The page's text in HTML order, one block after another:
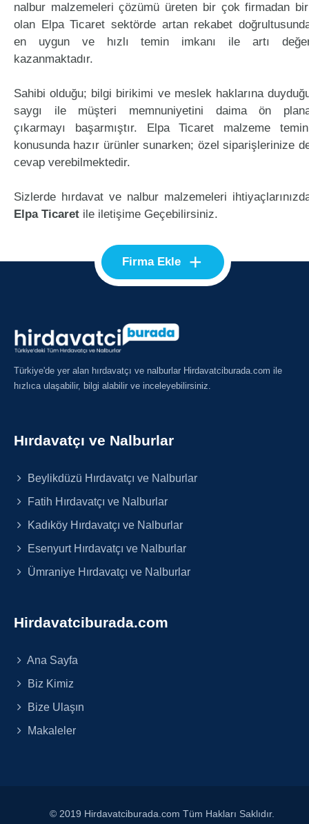
nalbur malzemeleri çözümü üreten bir çok firmadan
olan Elpa Ticaret sektörde artan rekabet
en uygun ve hızlı temin imkanı ile artı
kazanmaktadır.
Sahibi olduğu; bilgi birikimi ve meslek haklarına
saygı ile müşteri memnuniyetini daima ön
çıkarmayı başarmıştır. Elpa Ticaret malzeme
konusunda hazır ürünler sunarken; özel siparişlerinize
cevap verebilmektedir.
Sizlerde hırdavat ve nalbur malzemeleri
Elpa Ticaret ile iletişime Geçebilirsiniz.
Firma Ekle +
Türkiye'de yer alan hırdavatçı ve nalburlar Hirdavatciburada.com ile
hızlıca ulaşabilir, bilgi alabilir ve inceleyebilirsiniz.
Hırdavatçı ve Nalburlar
Beylikdüzü Hırdavatçı ve Nalburlar
Fatih Hırdavatçı ve Nalburlar
Kadıköy Hırdavatçı ve Nalburlar
Esenyurt Hırdavatçı ve Nalburlar
Ümraniye Hırdavatçı ve Nalburlar
Hirdavatciburada.com
Ana Sayfa
Biz Kimiz
Bize Ulaşın
Makaleler
© 2019 Hirdavatciburada.com Tüm Hakları Saklıdır.